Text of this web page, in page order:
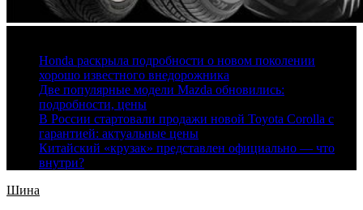
Honda раскрыла подробности о новом поколении
хорошо известного внедорожника
Две популярные модели Mazda обновились:
подробности, цены
В России стартовали продажи новой Toyota Corolla с
гарантией: актуальные цены
Китайский «крузак» представлен официально — что
внутри?
Шина